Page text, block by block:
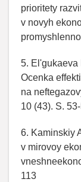
prioritety
v novyh
5. El'gukaeva
Ocenka
na
10 (43). S.
6. Kaminskiy
v mirovoy
113